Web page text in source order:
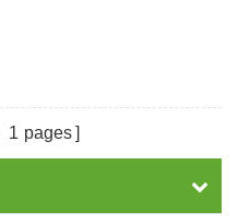
1 pages